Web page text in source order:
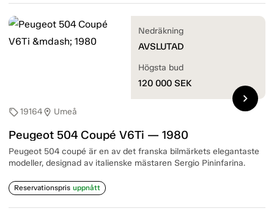
sell19164location_on Umeå
Peugeot 504 Coupé V6Ti — 1980
Peugeot 504 coupé är en av det franska bilmärkets elegantaste
modeller, designad av italienske mästaren Sergio Pininfarina.
Reservationspris uppnått
Nedräkning
AVSLUTAD
Högsta bud
120 000 SEK
chevron_right